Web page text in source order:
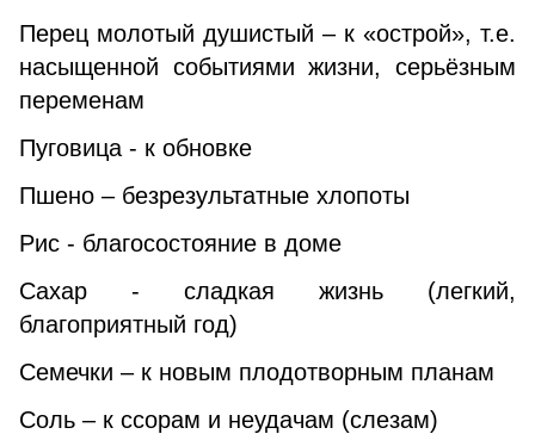
Перец молотый душистый – к «острой», т.е.
насыщенной событиями жизни, серьёзным
переменам
Пуговица - к обновке
Пшено – безрезультатные хлопоты
Рис - благосостояние в доме
Сахар - сладкая жизнь (легкий,
благоприятный год)
Семечки – к новым плодотворным планам
Соль – к ссорам и неудачам (слезам)